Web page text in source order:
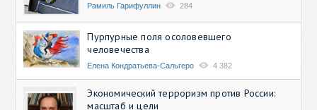
Рамиль Гарифуллин 284
Пурпурные поля осоловевшего
человечества
Елена Кондратьева-Сальгеро 4 382
Экономический терроризм против России:
масштаб и цели